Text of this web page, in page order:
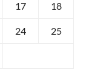
17 18
24 25